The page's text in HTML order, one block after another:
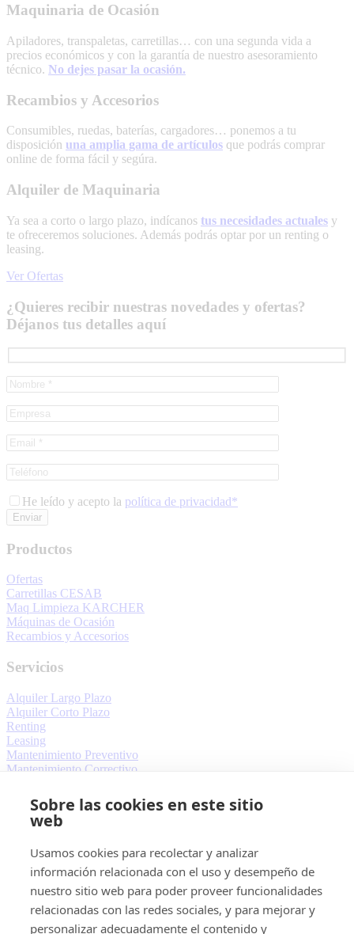
Maquinaria de Ocasión
Apiladores, transpaletas, carretillas… con una segunda vida a
precios económicos y con la garantía de nuestro asesoramiento
técnico. No dejes pasar la ocasión.
Recambios y Accesorios
Consumibles, ruedas, baterías, cargadores… ponemos a tu
disposición una amplia gama de artículos que podrás comprar
online de forma fácil y segúra.
Alquiler de Maquinaria
Ya sea a corto o largo plazo, indícanos tus necesidades actuales y
te ofreceremos soluciones. Además podrás optar por un renting o
leasing.
Ver Ofertas
¿Quieres recibir nuestras novedades y ofertas?
Déjanos tus detalles aquí
He leído y acepto la política de privacidad*
Productos
Ofertas
Carretillas CESAB
Maq Limpieza KARCHER
Máquinas de Ocasión
Recambios y Accesorios
Servicios
Alquiler Largo Plazo
Alquiler Corto Plazo
Renting
Leasing
Mantenimiento Preventivo
Mantenimiento Correctivo
Más sobre Ablacar
Quiénes Somos
Aviso Legal
Términos y Condiciones
Sobre las cookies en este sitio
web
Usamos cookies para recolectar y analizar
información relacionada con el uso y desempeño de
nuestro sitio web para poder proveer funcionalidades
relacionadas con las redes sociales, y para mejorar y
personalizar adecuadamente el contenido y